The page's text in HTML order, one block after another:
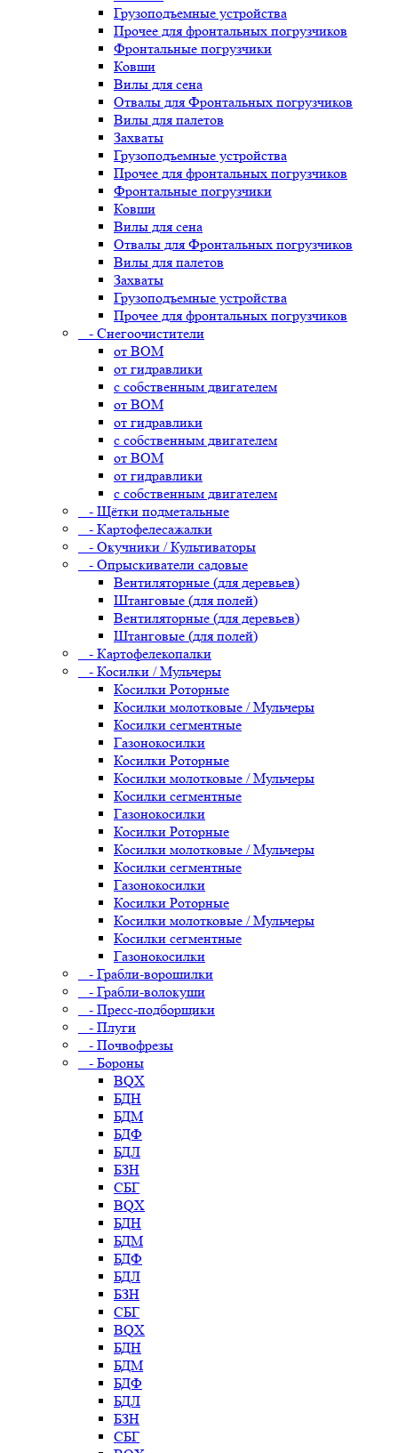
Грузоподъемные устройства
Прочее для фронтальных погрузчиков
Фронтальные погрузчики
Ковши
Вилы для сена
Отвалы для Фронтальных погрузчиков
Вилы для палетов
Захваты
Грузоподъемные устройства
Прочее для фронтальных погрузчиков
Фронтальные погрузчики
Ковши
Вилы для сена
Отвалы для Фронтальных погрузчиков
Вилы для палетов
Захваты
Грузоподъемные устройства
Прочее для фронтальных погрузчиков
- Снегоочистители
от ВОМ
от гидравлики
с собственным двигателем
от ВОМ
от гидравлики
с собственным двигателем
от ВОМ
от гидравлики
с собственным двигателем
- Щётки подметальные
- Картофелесажалки
- Окучники / Культиваторы
- Опрыскиватели садовые
Вентиляторные (для деревьев)
Штанговые (для полей)
Вентиляторные (для деревьев)
Штанговые (для полей)
- Картофелекопалки
- Косилки / Мульчеры
Косилки Роторные
Косилки молотковые / Мульчеры
Косилки сегментные
Газонокосилки
Косилки Роторные
Косилки молотковые / Мульчеры
Косилки сегментные
Газонокосилки
Косилки Роторные
Косилки молотковые / Мульчеры
Косилки сегментные
Газонокосилки
Косилки Роторные
Косилки молотковые / Мульчеры
Косилки сегментные
Газонокосилки
- Грабли-ворошилки
- Грабли-волокуши
- Пресс-подборщики
- Плуги
- Почвофрезы
- Бороны
BQX
БДН
БДМ
БДФ
БДЛ
БЗН
СБГ
BQX
БДН
БДМ
БДФ
БДЛ
БЗН
СБГ
BQX
БДН
БДМ
БДФ
БДЛ
БЗН
СБГ